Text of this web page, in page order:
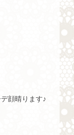
顔晴ります♪